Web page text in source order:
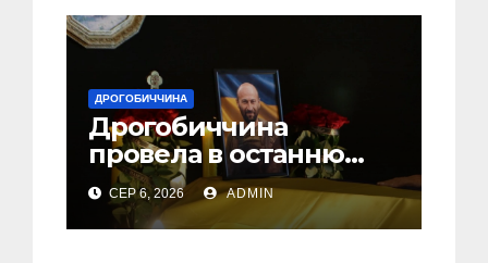
ДРОГОБИЧЧИНА
Дрогобиччина
провела в останню
земну дорогу свого
Захисника – Олега
Торського
СЕР 6, 2026 ADMIN